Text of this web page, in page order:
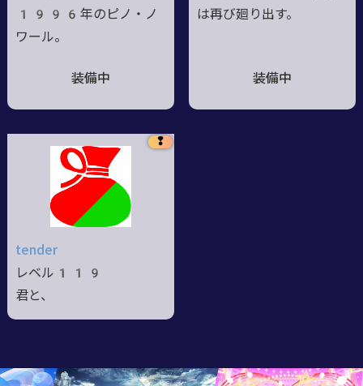
1996年のピノ・ノ
ワール。
装備中
は再び廻り出す。
装備中
❢
tender
レベル119
君と、